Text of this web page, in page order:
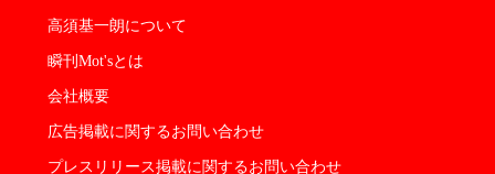
高須基一朗について
瞬刊Mot'sとは
会社概要
広告掲載に関するお問い合わせ
プレスリリース掲載に関するお問い合わせ